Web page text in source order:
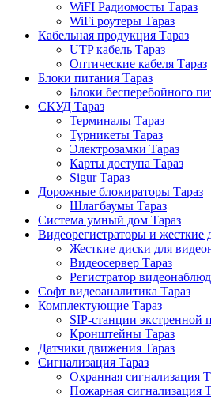
WiFI Радиомосты Тараз
WiFi роутеры Тараз
Кабельная продукция Тараз
UTP кабель Тараз
Оптические кабеля Тараз
Блоки питания Тараз
Блоки бесперебойного
СКУД Тараз
Терминалы Тараз
Турникеты Тараз
Электрозамки Тараз
Карты доступа Тараз
Sigur Тараз
Дорожные блокираторы Тараз
Шлагбаумы Тараз
Система умный дом Тараз
Видеорегистраторы и жесткие
Жесткие диски для
Видеосервер Тараз
Регистратор
Софт видеоаналитика Тараз
Комплектующие Тараз
SIP-станции экстренной
Кронштейны Тараз
Датчики движения Тараз
Сигнализация Тараз
Охранная сигнализация
Пожарная сигнализация